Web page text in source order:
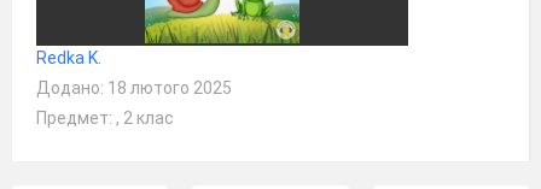
Redka K.
Додано: 18 лютого 2025
Предмет: , 2 клас